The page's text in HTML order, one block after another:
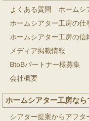
よくある質問 ホームシ
ホームシアター工房の仕
ホームシアター工房の信
メディア掲載情報
BtoBパートナー様募集
会社概要
ホームシアター工房なら
シアター提案からアフタ